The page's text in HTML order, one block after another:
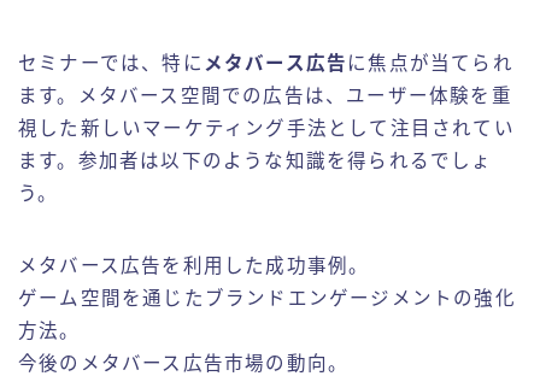
セミナーでは、特に メタバース広告 に焦点が当てられ
ます。メタバース空間での広告は、ユーザー体験を重
視した新しいマーケティング手法として注目されてい
ます。参加者は以下のような知識を得られるでしょ
う。
メタバース広告を利用した成功事例。
ゲーム空間を通じたブランドエンゲージメントの強化
方法。
今後のメタバース広告市場の動向。